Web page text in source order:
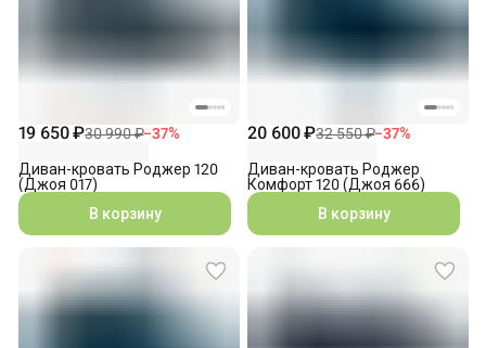
19 650 ₽30 990 ₽−37%
Диван-кровать Роджер 120
(Джоя 017)
В корзину
20 600 ₽32 550 ₽−37%
Диван-кровать Роджер
Комфорт 120 (Джоя 666)
В корзину